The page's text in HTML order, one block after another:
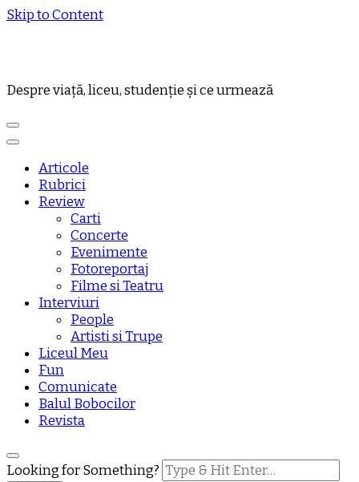
Skip to Content
Despre viață, liceu, studenție și ce urmează
Articole
Rubrici
Review
Carti
Concerte
Evenimente
Fotoreportaj
Filme si Teatru
Interviuri
People
Artisti si Trupe
Liceul Meu
Fun
Comunicate
Balul Bobocilor
Revista
Looking for Something?